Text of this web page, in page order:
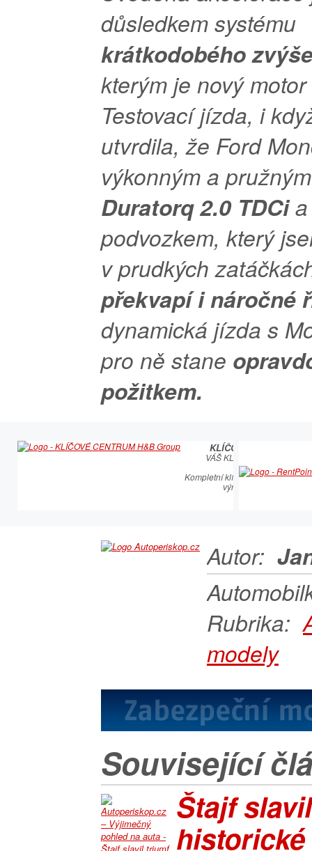
důsledkem systému
krátkodobého
kterým je nový
Testovací jízda, i
utvrdila, že Ford
výkonným a
Duratorq 2.0 TDCi
podvozkem, který
v prudkých
překvapí i náročné
dynamická jízda s
pro ně stane
požitkem.
KLÍČOVÉ CENTRUM
VÁŠ KLÍČOVÝ PARTNER
Kompletní klíčařský sortiment
výroby autoklíčů
Autor:
Rubrika:
modely
Související
Štajf
historické